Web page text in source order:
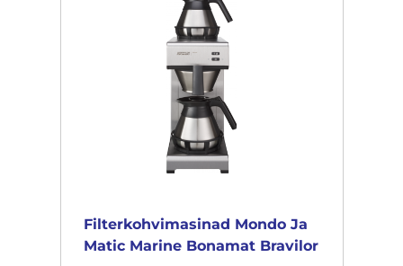
Filterkohvimasinad Mondo Ja
Matic Marine Bonamat Bravilor